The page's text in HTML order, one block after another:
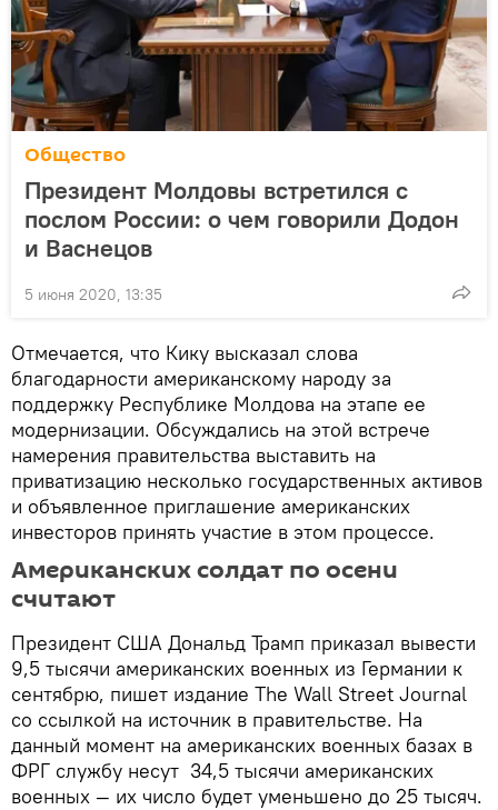
Общество
Президент Молдовы встретился с
послом России: о чем говорили Додон
и Васнецов
5 июня 2020, 13:35
Отмечается, что Кику высказал слова
благодарности американскому народу за
поддержку Республике Молдова на этапе ее
модернизации. Обсуждались на этой встрече
намерения правительства выставить на
приватизацию несколько государственных активов
и объявленное приглашение американских
инвесторов принять участие в этом процессе.
Американских солдат по осени
считают
Президент США Дональд Трамп приказал вывести
9,5 тысячи американских военных из Германии к
сентябрю, пишет издание The Wall Street Journal
со ссылкой на источник в правительстве. На
данный момент на американских военных базах в
ФРГ службу несут 34,5 тысячи американских
военных — их число будет уменьшено до 25 тысяч.